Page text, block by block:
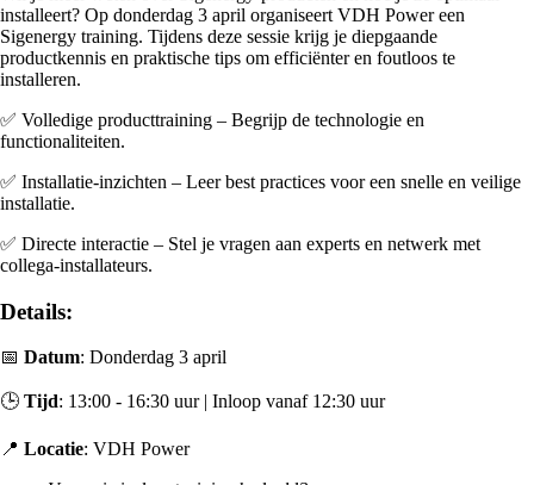
installeert? Op donderdag 3 april organiseert VDH Power een
Sigenergy training. Tijdens deze sessie krijg je diepgaande
productkennis en praktische tips om efficiënter en foutloos te
installeren.
✅ Volledige producttraining – Begrijp de technologie en
functionaliteiten.
✅ Installatie-inzichten – Leer best practices voor een snelle en veilige
installatie.
✅ Directe interactie – Stel je vragen aan experts en netwerk met
collega-installateurs.
Details:
📅 Datum: Donderdag 3 april
🕒 Tijd: 13:00 - 16:30 uur | Inloop vanaf 12:30 uur
📍 Locatie: VDH Power